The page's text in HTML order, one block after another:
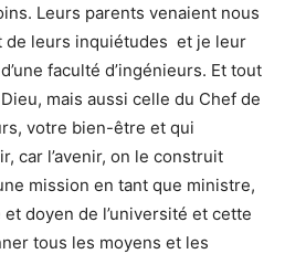
Leurs parents venaient nous
de leurs inquiétudes et je leur
faculté d’ingénieurs. Et tout
mais aussi celle du Chef de
votre bien-être et qui
car l’avenir, on le construit
mission en tant que ministre,
doyen de l’université et cette
tous les moyens et les